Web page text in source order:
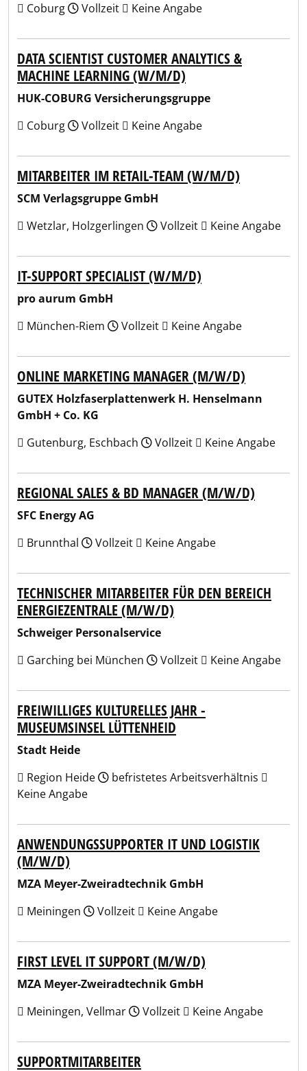
Coburg
Vollzeit Keine Angabe
DATA SCIENTIST CUSTOMER ANALYTICS &
MACHINE LEARNING (W/M/D)
HUK-COBURG Versicherungsgruppe
Coburg
Vollzeit Keine Angabe
MITARBEITER IM RETAIL-TEAM (W/M/D)
SCM Verlagsgruppe GmbH
Wetzlar, Holzgerlingen
Vollzeit Keine Angabe
IT-SUPPORT SPECIALIST (W/M/D)
pro aurum GmbH
München-Riem
Vollzeit Keine Angabe
ONLINE MARKETING MANAGER (M/W/D)
GUTEX Holzfaserplattenwerk H. Henselmann
GmbH + Co. KG
Gutenburg, Eschbach
Vollzeit Keine Angabe
REGIONAL SALES & BD MANAGER (M/W/D)
SFC Energy AG
Brunnthal
Vollzeit Keine Angabe
TECHNISCHER MITARBEITER FÜR DEN BEREICH
ENERGIEZENTRALE (M/W/D)
Schweiger Personalservice
Garching bei München
Vollzeit Keine Angabe
FREIWILLIGES KULTURELLES JAHR -
MUSEUMSINSEL LÜTTENHEID
Stadt Heide
Region Heide
befristetes Arbeitsverhältnis
Keine Angabe
ANWENDUNGSSUPPORTER IT UND LOGISTIK
(M/W/D)
MZA Meyer-Zweiradtechnik GmbH
Meiningen
Vollzeit Keine Angabe
FIRST LEVEL IT SUPPORT (M/W/D)
MZA Meyer-Zweiradtechnik GmbH
Meiningen, Vellmar
Vollzeit Keine Angabe
SUPPORTMITARBEITER